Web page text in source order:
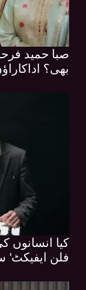
صبا حمید
بھی؟
کیا
فلن ایفیکٹ'